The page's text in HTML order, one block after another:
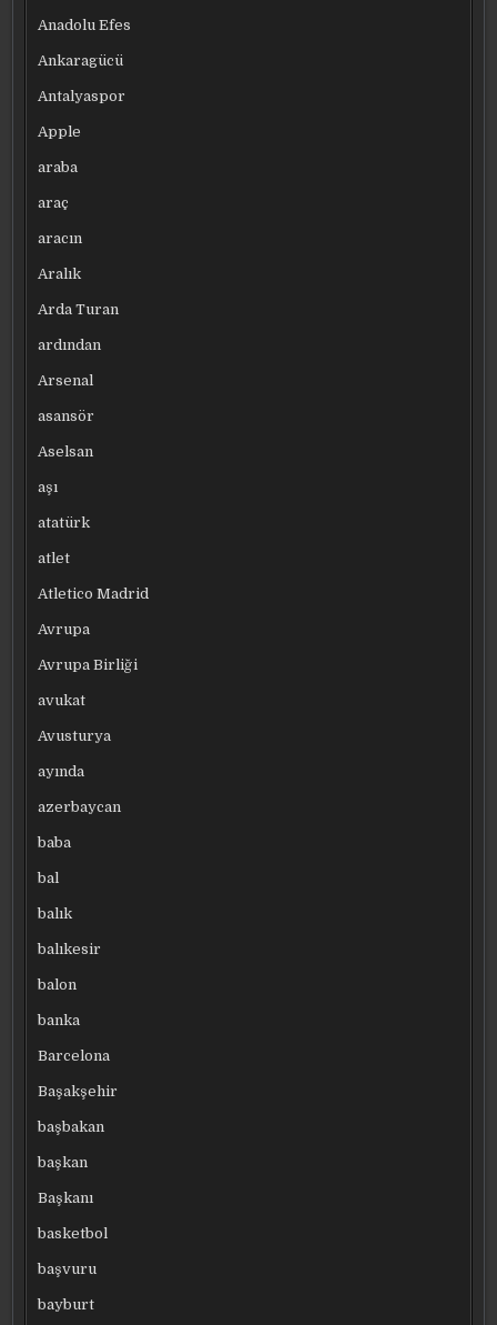
Anadolu Efes
Ankaragücü
Antalyaspor
Apple
araba
araç
aracın
Aralık
Arda Turan
ardından
Arsenal
asansör
Aselsan
aşı
atatürk
atlet
Atletico Madrid
Avrupa
Avrupa Birliği
avukat
Avusturya
ayında
azerbaycan
baba
bal
balık
balıkesir
balon
banka
Barcelona
Başakşehir
başbakan
başkan
Başkanı
basketbol
başvuru
bayburt